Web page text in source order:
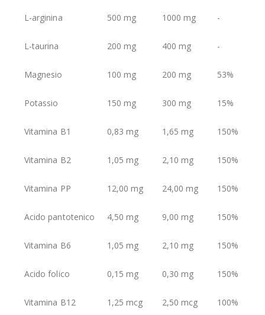
L-arginina 500 mg 1000 mg -
L-taurina 200 mg 400 mg -
Magnesio 100 mg 200 mg 53%
Potassio 150 mg 300 mg 15%
Vitamina B1 0,83 mg 1,65 mg 150%
Vitamina B2 1,05 mg 2,10 mg 150%
Vitamina PP 12,00 mg 24,00 mg 150%
Acido pantotenico 4,50 mg 9,00 mg 150%
Vitamina B6 1,05 mg 2,10 mg 150%
Acido folico 0,15 mg 0,30 mg 150%
Vitamina B12 1,25 mcg 2,50 mcg 100%